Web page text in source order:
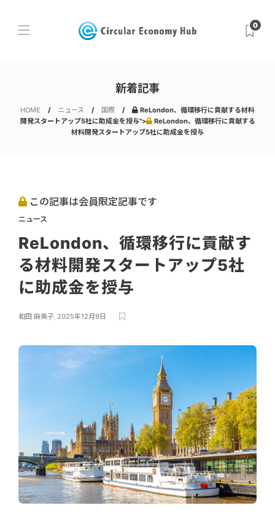
0
新着記事
HOME ニュース 国際
ReLondon、循環移行に貢献する材料
開発スタートアップ5社に助成金を授与">
ReLondon、循環移行に貢献する
材料開発スタートアップ5社に助成金を授与
この記事は会員限定記事です
ニュース
ReLondon、循環移行に貢献す
る材料開発スタートアップ5社
に助成金を授与
和田 麻美子, 2025年12月9日